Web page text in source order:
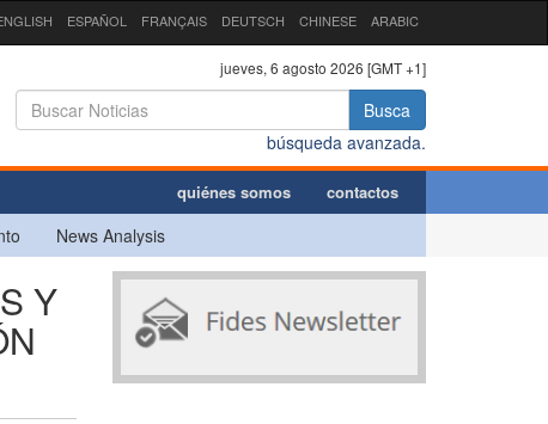
ESPAÑOL FRANÇAIS DEUTSCH CHINESE ARABIC
jueves, 6 agosto 2026 [GMT +1]
Busca
búsqueda avanzada.
quiénes somos contactos
News Analysis
Y